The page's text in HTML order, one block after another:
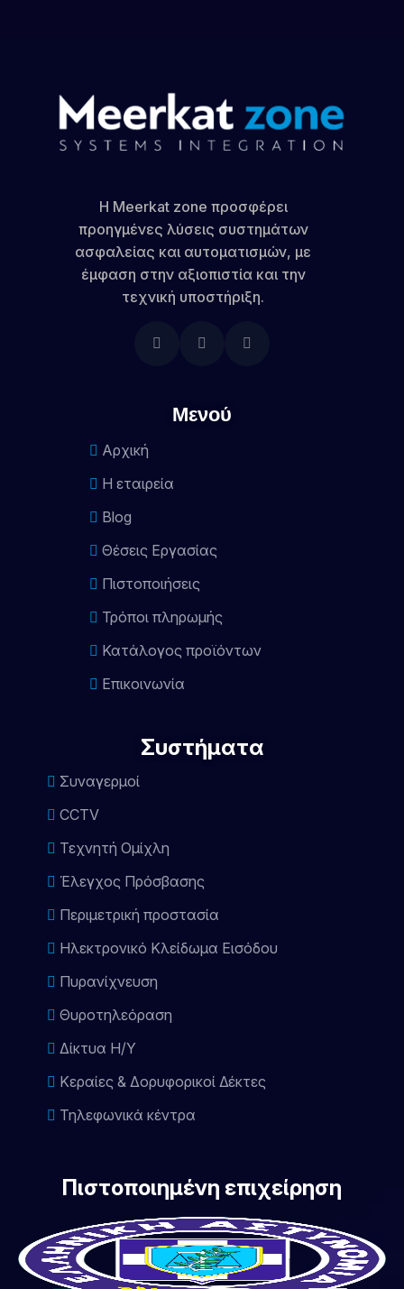
Η Meerkat zone προσφέρει
προηγμένες λύσεις συστημάτων
ασφαλείας και αυτοματισμών, με
έμφαση στην αξιοπιστία και την
τεχνική υποστήριξη.
Μενού
Αρχική
Η εταιρεία
Blog
Θέσεις Εργασίας
Πιστοποιήσεις
Τρόποι πληρωμής
Κατάλογος προϊόντων
Επικοινωνία
Συστήματα
Συναγερμοί
CCTV
Τεχνητή Ομίχλη
Έλεγχος Πρόσβασης
Περιμετρική προστασία
Ηλεκτρονικό Κλείδωμα Εισόδου
Πυρανίχνευση
Θυροτηλεόραση
Δίκτυα Η/Υ
Κεραίες & Δορυφορικοί Δέκτες
Τηλεφωνικά κέντρα
Πιστοποιημένη επιχείρηση